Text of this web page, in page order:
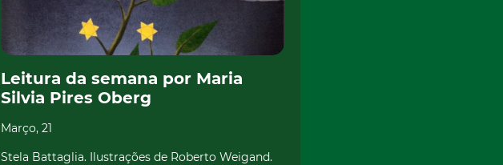
Leitura da semana por Maria
Silvia Pires Oberg
Março, 21
Stela Battaglia. Ilustrações de Roberto Weigand.